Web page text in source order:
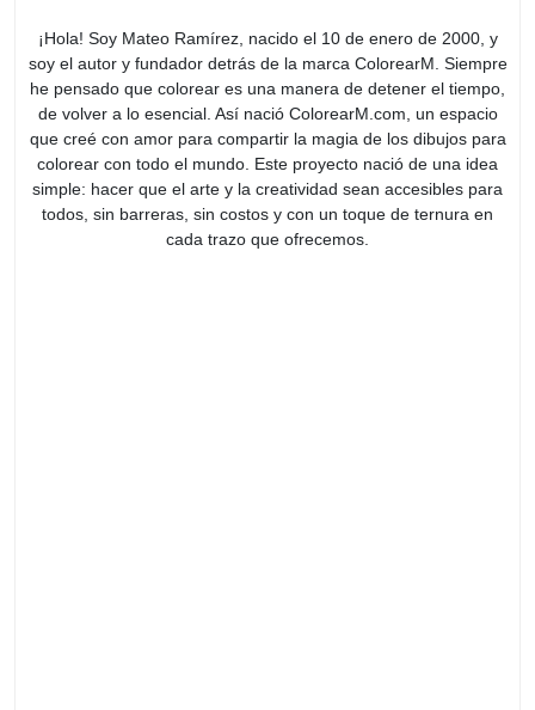
¡Hola! Soy Mateo Ramírez, nacido el 10 de enero de 2000, y
soy el autor y fundador detrás de la marca ColorearM. Siempre
he pensado que colorear es una manera de detener el tiempo,
de volver a lo esencial. Así nació ColorearM.com, un espacio
que creé con amor para compartir la magia de los dibujos para
colorear con todo el mundo. Este proyecto nació de una idea
simple: hacer que el arte y la creatividad sean accesibles para
todos, sin barreras, sin costos y con un toque de ternura en
cada trazo que ofrecemos.